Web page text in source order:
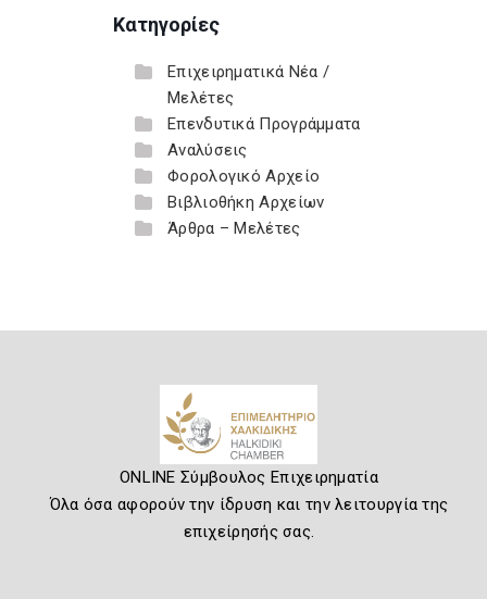
Κατηγορίες
Επιχειρηματικά Νέα /
Μελέτες
Επενδυτικά Προγράμματα
Αναλύσεις
Φορολογικό Αρχείο
Βιβλιοθήκη Αρχείων
Άρθρα – Μελέτες
ONLINE Σύμβουλος Επιχειρηματία
Όλα όσα αφορούν την ίδρυση και την λειτουργία της
επιχείρησής σας.